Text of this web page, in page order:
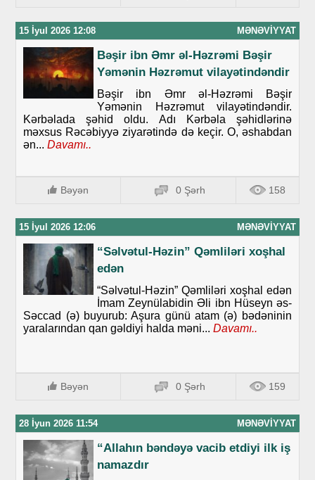
15 İyul 2026 12:08 MƏNƏVIYYAT
Bəşir ibn Əmr əl-Həzrəmi Bəşir
Yəmənin Həzrəmut vilayətindəndir
Bəşir ibn Əmr əl-Həzrəmi Bəşir
Yəmənin Həzrəmut vilayətindəndir.
Kərbəlada şəhid oldu. Adı Kərbəla şəhidlərinə
məxsus Rəcəbiyyə ziyarətində də keçir. O, əshabdan
ən... Davamı..
Bəyən 0 Şərh 158
15 İyul 2026 12:06 MƏNƏVIYYAT
“Səlvətul-Həzin” Qəmliləri xoşhal
edən
“Səlvətul-Həzin” Qəmliləri xoşhal edən
İmam Zeynülabidin Əli ibn Hüseyn əs-
Səccad (ə) buyurub: Aşura günü atam (ə) bədəninin
yaralarından qan gəldiyi halda məni... Davamı..
Bəyən 0 Şərh 159
28 İyun 2026 11:54 MƏNƏVIYYAT
“Allahın bəndəyə vacib etdiyi ilk iş
namazdır